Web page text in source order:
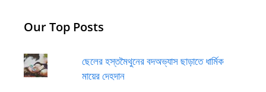
Our Top Posts
ছেলের হস্তমৈথুনের বদঅভ্যাস ছাড়াতে ধার্মিক
মায়ের দেহদান